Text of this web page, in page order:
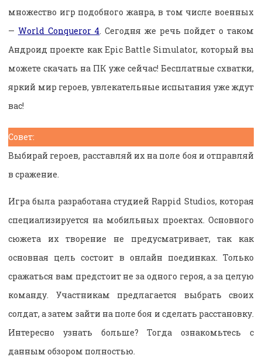
множество игр подобного жанра, в том числе военных
— World Conqueror 4. Сегодня же речь пойдет о таком
Андроид проекте как Epic Battle Simulator, который вы
можете скачать на ПК уже сейчас! Бесплатные схватки,
яркий мир героев, увлекательные испытания уже ждут
вас!
Совет:
Выбирай героев, расставляй их на поле боя и отправляй
в сражение.
Игра была разработана студией Rappid Studios, которая
специализируется на мобильных проектах. Основного
сюжета их творение не предусматривает, так как
основная цель состоит в онлайн поединках. Только
сражаться вам предстоит не за одного героя, а за целую
команду. Участникам предлагается выбрать своих
солдат, а затем зайти на поле боя и сделать расстановку.
Интересно узнать больше? Тогда ознакомьтесь с
данным обзором полностью.